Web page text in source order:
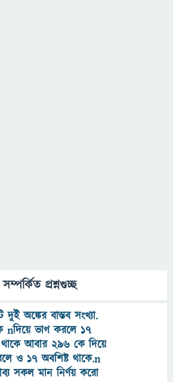
সম্পর্কিত প্রশ্নগুচ্ছ
অঙ্কের বাস্তব সংখ্যা.
nদিয়ে ভাগ করলে 17
থাকে আবার 296 কে দিয়ে
ও 17 অবশিষ্ট থাকে.n
সকল মান নির্ণয় করো